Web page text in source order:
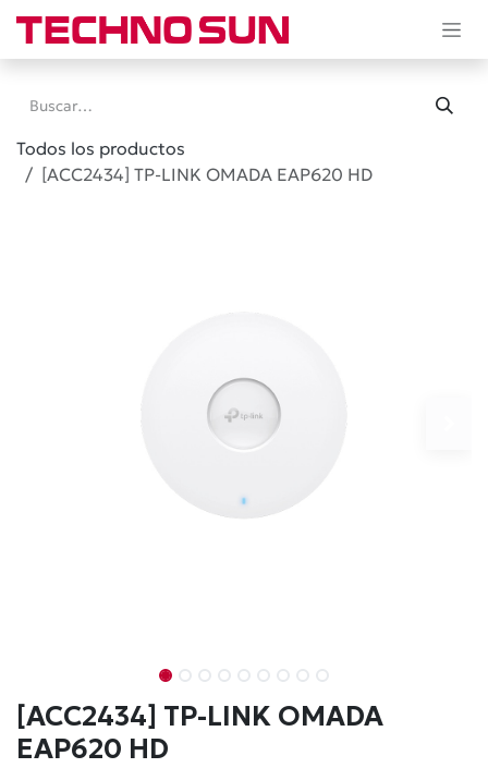
Ir al contenido
Todos los productos
[ACC2434] TP-LINK OMADA EAP620 HD
[ACC2434] TP-LINK OMADA
EAP620 HD